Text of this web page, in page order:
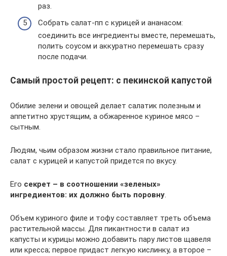
раз.
Собрать салат-пп с курицей и ананасом:
соединить все ингредиенты вместе, перемешать,
полить соусом и аккуратно перемешать сразу
после подачи.
Самый простой рецепт: с пекинской капустой
Обилие зелени и овощей делает салатик полезным и
аппетитно хрустящим, а обжаренное куриное мясо –
сытным.
Людям, чьим образом жизни стало правильное питание,
салат с курицей и капустой придется по вкусу.
Его секрет – в соотношении «зеленых»
ингредиентов: их должно быть поровну.
Объем куриного филе и тофу составляет треть объема
растительной массы. Для пикантности в салат из
капусты и курицы можно добавить пару листов щавеля
или кресса; первое придаст легкую кислинку, а второе –